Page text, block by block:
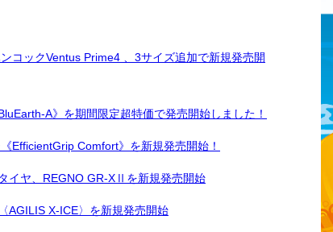
コックVentus Prime4 、3サイズ追加で新規発売開
A》を期間限定超特価で発売開始しました！
EfficientGrip Comfort》を新規発売開始！
イヤ、REGNO GR-XⅡを新規発売開始
AGILIS X-ICE〉を新規発売開始